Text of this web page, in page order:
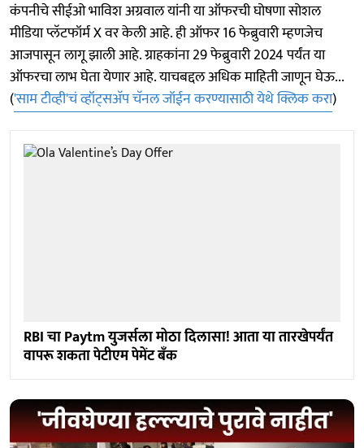
कंपनीचे सीईओ भाविश अग्रवाल यांनी या ऑफरची घोषणा सोशल
मीडिया प्लॅटफॉर्म X वर केली आहे. ही ऑफर 16 फेब्रुवारी म्हणजेच
आजपासून लागू झाली आहे. ग्राहकांना 29 फेब्रुवारी 2024 पर्यंत या
ऑफरचा लाभ घेता येणार आहे. याचबद्दल अधिक माहिती जाणून घेऊ...
('साम टीव्ही'चं व्हॉट्सअ‍ॅप चॅनल जॉईन करण्यासाठी येथे क्लिक करा)
RBI चा Paytm युजर्सला मोठा दिलासा! आता या तारखेपर्यंत
वापरू शकता पेटीएम पेमेंट बँक